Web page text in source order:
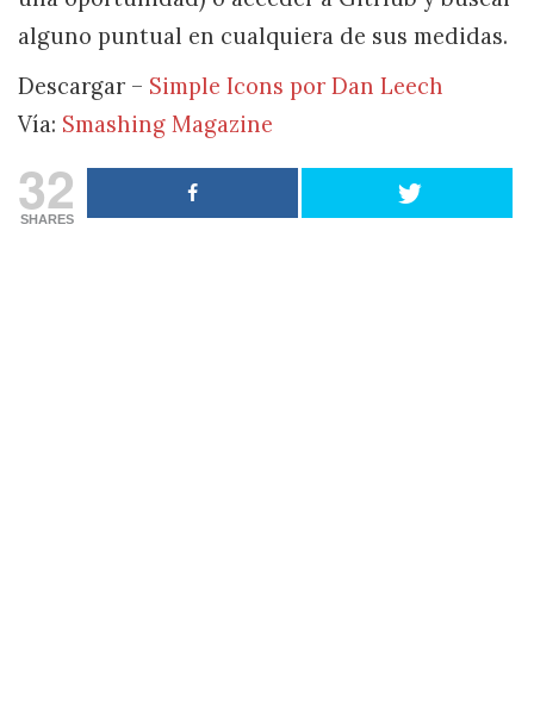
alguno puntual en cualquiera de sus medidas.
Descargar – Simple Icons por Dan Leech
Vía: Smashing Magazine
32
SHARES